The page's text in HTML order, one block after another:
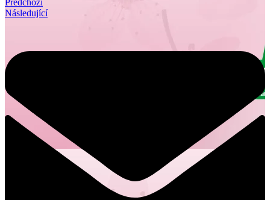
Předchozí
Následující